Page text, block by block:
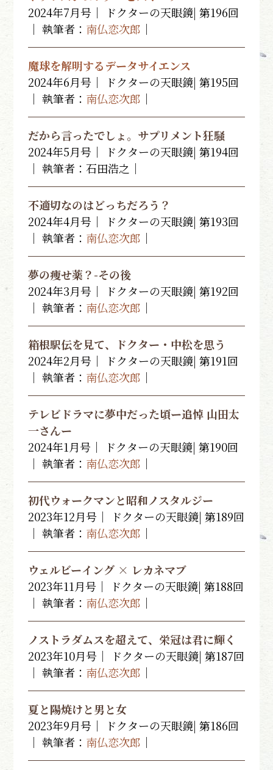
2024年7月号｜ ドクターの天眼鏡| 第196回
｜ 執筆者： 南仏恋次郎 ｜
魔球を解明するデータサイエンス
2024年6月号｜ ドクターの天眼鏡| 第195回
｜ 執筆者： 南仏恋次郎 ｜
だから言ったでしょ。サプリメント狂騒
2024年5月号｜ ドクターの天眼鏡| 第194回
｜ 執筆者：石田浩之｜
不適切なのはどっちだろう？
2024年4月号｜ ドクターの天眼鏡| 第193回
｜ 執筆者： 南仏恋次郎 ｜
夢の痩せ薬？-その後
2024年3月号｜ ドクターの天眼鏡| 第192回
｜ 執筆者： 南仏恋次郎 ｜
箱根駅伝を見て、ドクター・中松を思う
2024年2月号｜ ドクターの天眼鏡| 第191回
｜ 執筆者： 南仏恋次郎 ｜
テレビドラマに夢中だった頃ー追悼 山田太
一さんー
2024年1月号｜ ドクターの天眼鏡| 第190回
｜ 執筆者： 南仏恋次郎 ｜
初代ウォークマンと昭和ノスタルジー
2023年12月号｜ ドクターの天眼鏡| 第189回
｜ 執筆者： 南仏恋次郎 ｜
ウェルビーイング × レカネマブ
2023年11月号｜ ドクターの天眼鏡| 第188回
｜ 執筆者： 南仏恋次郎 ｜
ノストラダムスを超えて、栄冠は君に輝く
2023年10月号｜ ドクターの天眼鏡| 第187回
｜ 執筆者： 南仏恋次郎 ｜
夏と陽焼けと男と女
2023年9月号｜ ドクターの天眼鏡| 第186回
｜ 執筆者： 南仏恋次郎 ｜